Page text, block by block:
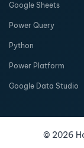
Google Sheets
Power Query
Python
Power Platform
Google Data Studio
© 2026